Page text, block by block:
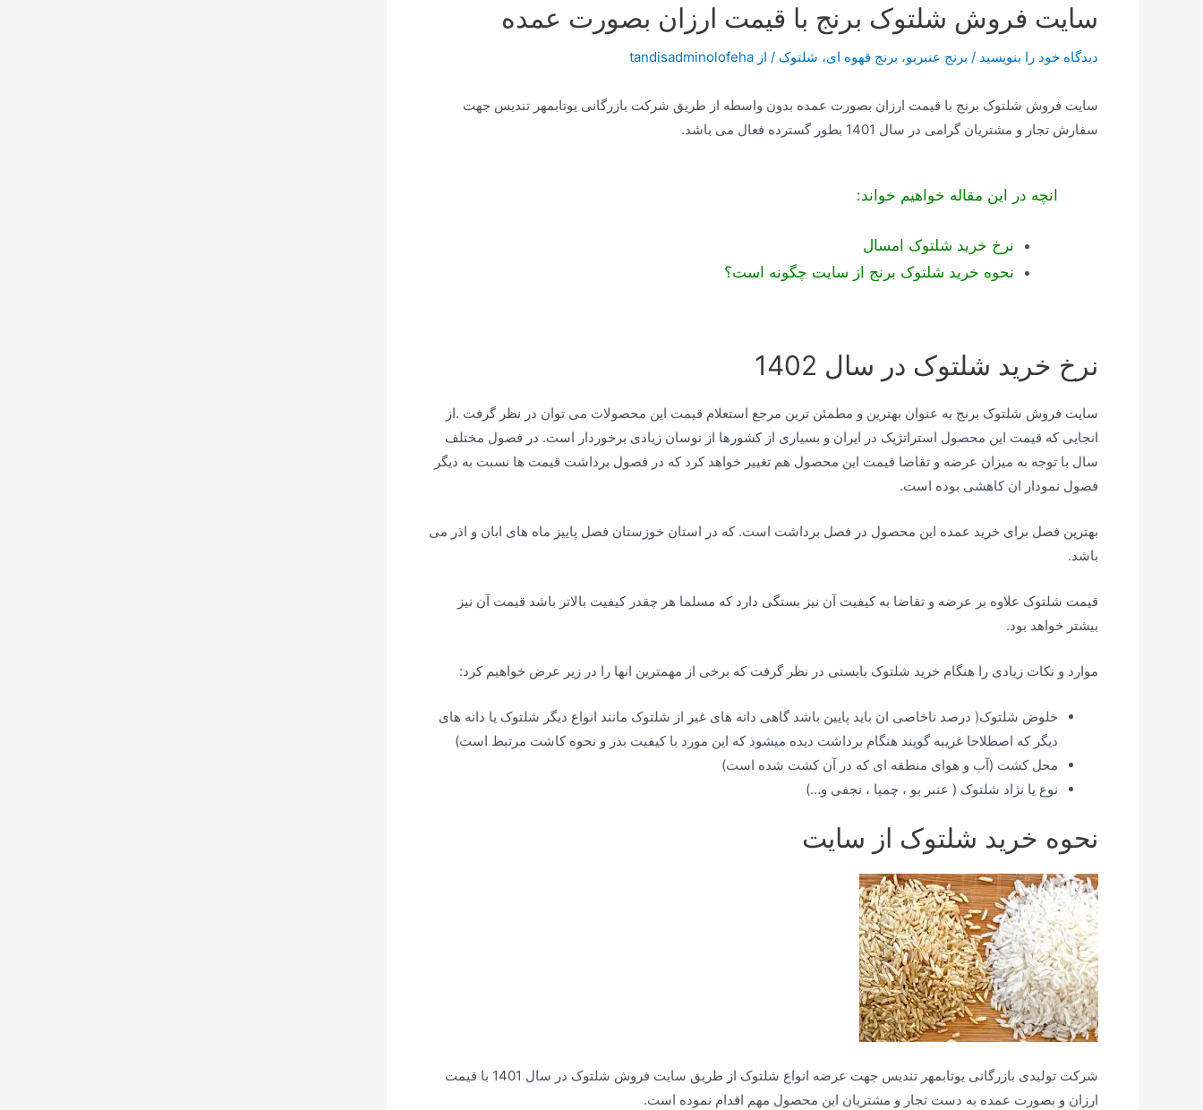
سایت فروش شلتوک برنج با قیمت ارزان بصورت عمده
دیدگاه‌ خود را بنویسید / برنج عنبربو، برنج قهوه ای، شلتوک / از tandisadminolofeha
سایت فروش شلتوک برنج با قیمت ارزان بصورت عمده بدون واسطه از طریق شرکت بازرگانی یوتابمهر تندیس جهت
سفارش تجار و مشتریان گرامی در سال 1401 بطور گسترده فعال می باشد.
انچه در این مقاله خواهیم خواند:
نرخ خرید شلتوک امسال
نحوه خرید شلتوک برنج از سایت چگونه است؟
نرخ خرید شلتوک در سال 1402
سایت فروش شلتوک برنج به عنوان بهترین و مطمئن ترین مرجع استعلام قیمت این محصولات می توان در نظر گرفت .از
انجایی که قیمت این محصول استراتژیک در ایران و بسیاری از کشورها از نوسان زیادی برخوردار است. در فصول مختلف
سال با توجه به میزان عرضه و تقاضا قیمت این محصول هم تغییر خواهد کرد که در فصول برداشت قیمت ها نسبت به دیگر
فصول نمودار ان کاهشی بوده است.
بهترین فصل برای خرید عمده این محصول در فصل برداشت است. که در استان خوزستان فصل پاییز ماه های ابان و اذر می
باشد.
قیمت شلتوک علاوه بر عرضه و تقاضا به کیفیت آن نیز بستگی دارد که مسلما هر چقدر کیفیت بالاتر باشد قیمت آن نیز
بیشتر خواهد بود.
موارد و نکات زیادی را هنگام خرید شلتوک بایستی در نظر گرفت که برخی از مهمترین انها را در زیر عرض خواهیم کرد:
خلوض شلتوک( درصد ناخاصی ان باید پایین باشد گاهی دانه های غیر از شلتوک مانند انواع دیگر شلتوک یا دانه های
دیگر که اصطلاحا غریبه گویند هنگام برداشت دیده میشوذ که این مورد با کیفیت بذر و نحوه کاشت مرتبط است)
محل کشت (آب و هوای منطقه ای که در آن کشت شده است)
نوع یا نژاد شلتوک ( عنبر بو ، چمپا ، نجفی و…)
نحوه خرید شلتوک از سایت
شرکت تولیدی بازرگانی یوتابمهر تندیس جهت عرضه انواع شلتوک از طریق سایت فروش شلتوک در سال 1401 با قیمت
ارزان و بصورت عمده به دست تجار و مشتریان این محصول مهم اقدام نموده است.